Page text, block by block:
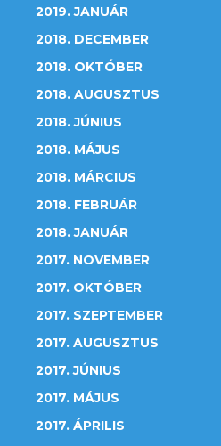
2019. JANUÁR
2018. DECEMBER
2018. OKTÓBER
2018. AUGUSZTUS
2018. JÚNIUS
2018. MÁJUS
2018. MÁRCIUS
2018. FEBRUÁR
2018. JANUÁR
2017. NOVEMBER
2017. OKTÓBER
2017. SZEPTEMBER
2017. AUGUSZTUS
2017. JÚNIUS
2017. MÁJUS
2017. ÁPRILIS